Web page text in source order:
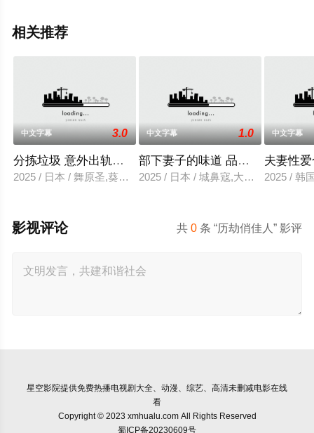
相关推荐
中文字幕 3.0
分拣垃圾 意外出轨性爱
2025 / 日本 / 舞原圣,葵悠太
中文字幕 1.0
部下妻子的味道 品尝的上司
2025 / 日本 / 城鼻寇,大泽透,中山健二
中文字幕
夫妻性
2025 / 韩
共0 条 “历劫俏佳人” 影评
影视评论
星空影院提供免费热播电视剧大全、动漫、综艺、高清未删减电影在线
看
Copyright © 2023 xmhualu.com All Rights Reserved
蜀ICP备20230609号